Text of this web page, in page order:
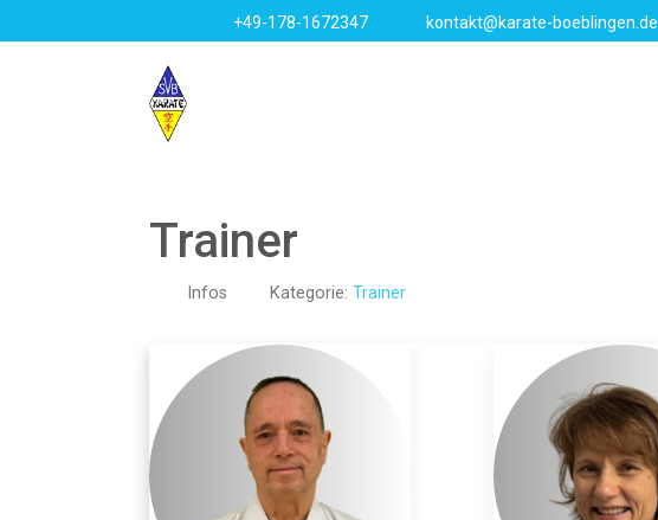
+49-178-1672347 kontakt@karate-boeblingen.de
Trainer
Infos Kategorie: Trainer